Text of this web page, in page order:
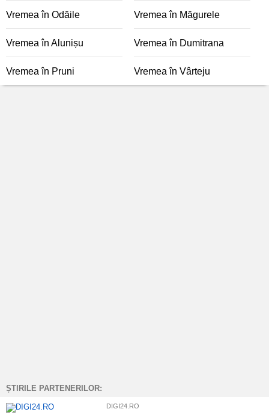
Vremea în Odăile Vremea în Măgurele
Vremea în Alunișu Vremea în Dumitrana
Vremea în Pruni Vremea în Vârteju
ȘTIRILE PARTENERILOR:
DIGI24.RO